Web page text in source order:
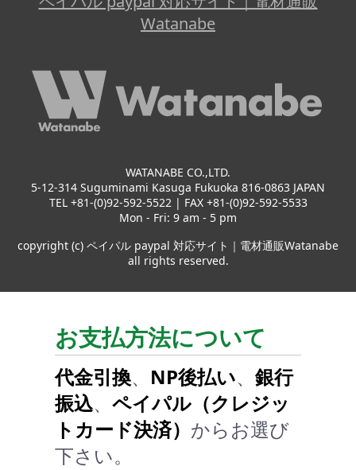
Watanabe
WATANABE CO.,LTD.
5-12-314 Suguminami Kasuga Fukuoka 816-0863 JAPAN
TEL +81-(0)92-592-5522 | FAX +81-(0)92-592-5533
Mon - Fri: 9 am - 5 pm
copyright (c) ペイパル paypal 対応サイト｜電材通販Watanabe
all rights reserved.
お支払方法について
代金引換、 NP後払い、 銀行
振込、 ペイパル（クレジッ
トカード決済） からお選び
下さい。